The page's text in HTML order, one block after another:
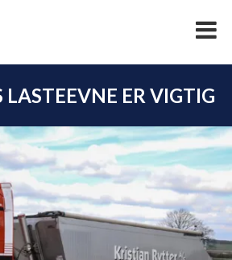
DEL
LASTEEVNE ER VIGTIG